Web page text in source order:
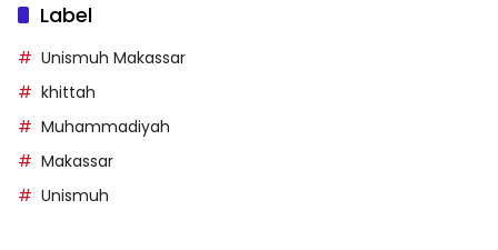
Label
Unismuh Makassar
khittah
Muhammadiyah
Makassar
Unismuh